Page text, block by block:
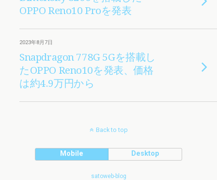
OPPO Reno10 Proを発表
2023年8月7日
Snapdragon 778G 5Gを搭載し
たOPPO Reno10を発表、価格
は約4.9万円から
Back to top
Mobile Desktop
satoweb-blog